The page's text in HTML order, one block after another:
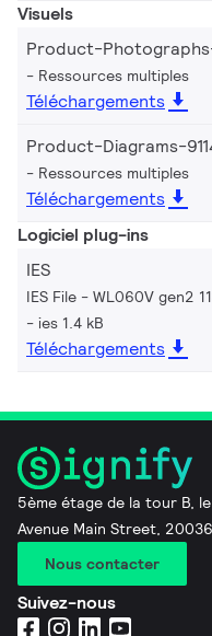
Visuels
Product-Photographs-
Ressources multiples
Téléchargements
Product-Diagrams-
Ressources multiples
Téléchargements
Logiciel plug-ins
IES
IES File - WL060V gen2
ies 1.4 kB
Téléchargements
5ème étage de la tour B,
Avenue Main Street,
Nous contacter
Suivez-nous